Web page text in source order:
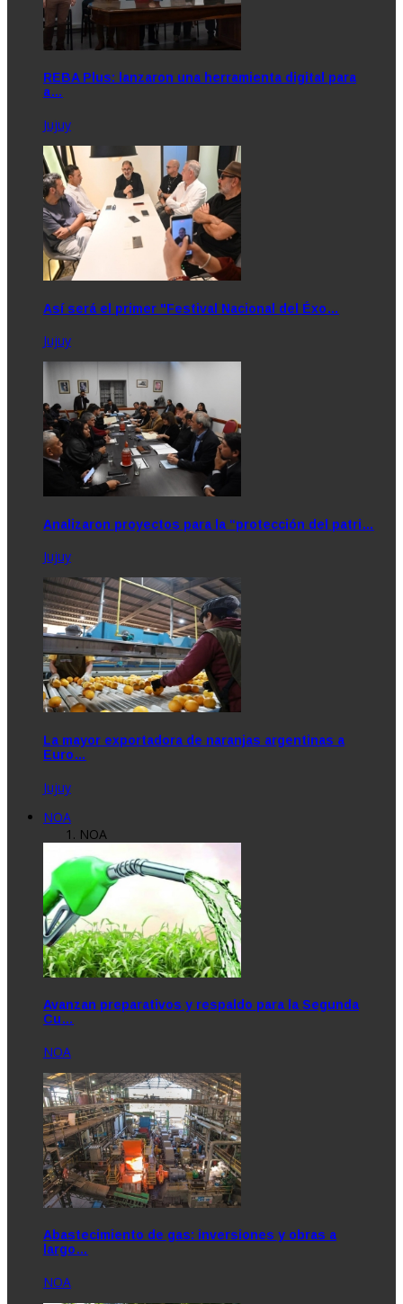
REBA Plus: lanzaron una herramienta digital para
a…
Jujuy
Así será el primer "Festival Nacional del Éxo…
Jujuy
Analizaron proyectos para la “protección del patri…
Jujuy
La mayor exportadora de naranjas argentinas a
Euro…
Jujuy
NOA
NOA
Avanzan preparativos y respaldo para la Segunda
Cu…
NOA
Abastecimiento de gas: inversiones y obras a
largo…
NOA